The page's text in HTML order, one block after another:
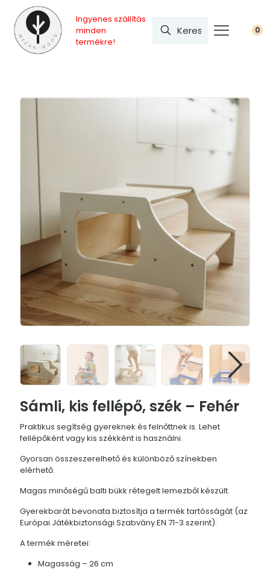
Ingyenes szállítás
minden
termékre!
0
Sámli, kis fellépő, szék – Fehér
Praktikus segítség gyereknek és felnőttnek is. Lehet
fellépőként vagy kis székként is használni.
Gyorsan összeszerelhető és különböző színekben
elérhető.
Magas minőségű balti bükk rétegelt lemezből készült.
Gyerekbarát bevonata biztosítja a termék tartósságát (az
Európai Játékbiztonsági Szabvány EN 71-3 szerint).
A termék méretei:
Magasság – 26 cm